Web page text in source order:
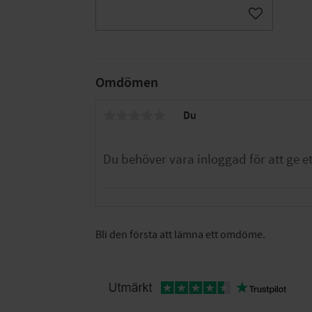
Omdömen
Du
Bli den första att lämna ett omdöme.
Lägg till i